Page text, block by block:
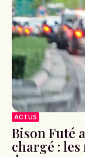
ACTUS
Bison Futé
chargé :